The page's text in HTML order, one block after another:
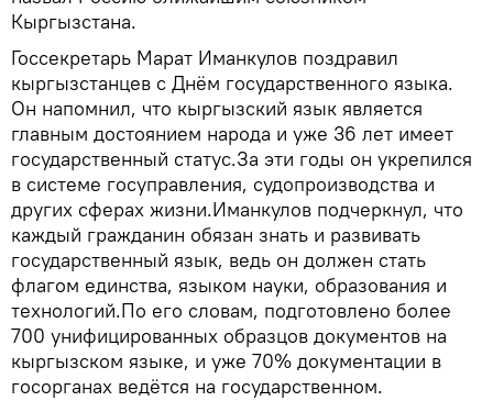
Кыргызстана.
Госсекретарь Марат Иманкулов поздравил
кыргызстанцев с Днём государственного языка.
Он напомнил, что кыргызский язык является
главным достоянием народа и уже 36 лет имеет
государственный статус.За эти годы он укрепился
в системе госуправления, судопроизводства и
других сферах жизни.Иманкулов подчеркнул, что
каждый гражданин обязан знать и развивать
государственный язык, ведь он должен стать
флагом единства, языком науки, образования и
технологий.По его словам, подготовлено более
700 унифицированных образцов документов на
кыргызском языке, и уже 70% документации в
госорганах ведётся на государственном.